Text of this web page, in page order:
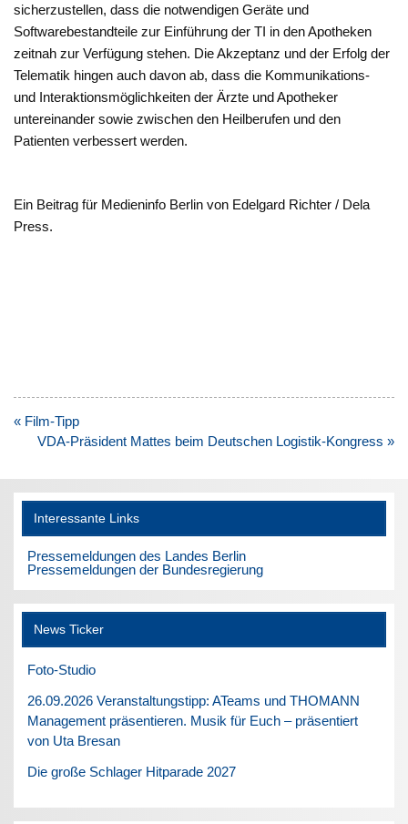
sicherzustellen, dass die notwendigen Geräte und
Softwarebestandteile zur Einführung der TI in den Apotheken
zeitnah zur Verfügung stehen. Die Akzeptanz und der Erfolg der
Telematik hingen auch davon ab, dass die Kommunikations-
und Interaktionsmöglichkeiten der Ärzte und Apotheker
untereinander sowie zwischen den Heilberufen und den
Patienten verbessert werden.
Ein Beitrag für Medieninfo Berlin von Edelgard Richter / Dela
Press.
Beitragsnavigation
« Film-Tipp
VDA-Präsident Mattes beim Deutschen Logistik-Kongress »
Interessante Links
Pressemeldungen des Landes Berlin
Pressemeldungen der Bundesregierung
News Ticker
Foto-Studio
26.09.2026 Veranstaltungstipp: ATeams und THOMANN
Management präsentieren. Musik für Euch – präsentiert
von Uta Bresan
Die große Schlager Hitparade 2027